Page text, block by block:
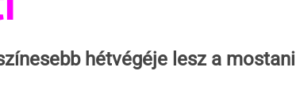
hétvégéje lesz a mostani